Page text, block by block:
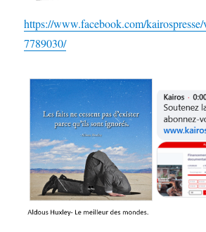
https://www.facebook.com/
7789030/